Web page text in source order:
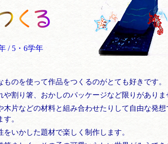
/ 5・6学年
のを使って作品をつくるのがとても好きです。
割り箸、おかしのパッケージなど限りがありま
木片などの材料と組み合わせたりして自由な発想
。
いかした題材で楽しく制作します。